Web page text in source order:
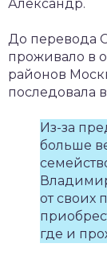
Александр.
До перевода
проживало в
районов
последовала
Из-за
больше
от своих
где и